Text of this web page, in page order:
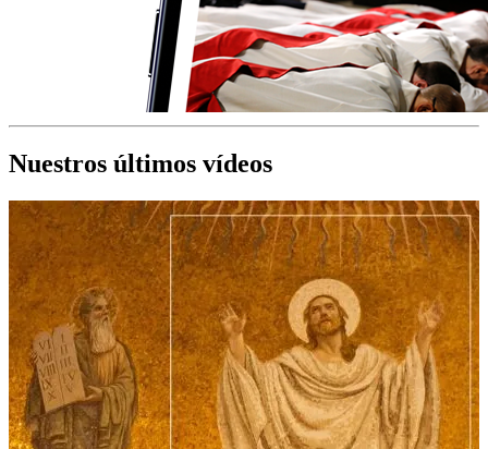
Nuestros últimos vídeos